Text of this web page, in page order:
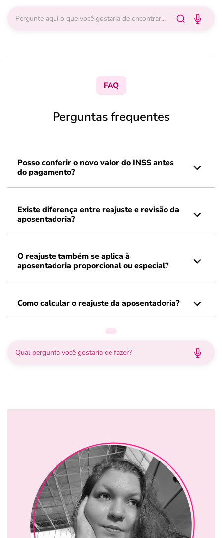
FAQ
Perguntas frequentes
Posso conferir o novo valor do INSS antes
do pagamento?
Existe diferença entre reajuste e revisão da
aposentadoria?
O reajuste também se aplica à
aposentadoria proporcional ou especial?
Como calcular o reajuste da aposentadoria?